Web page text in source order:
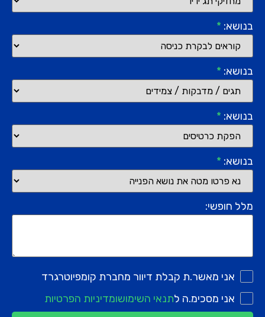
בנושא: *
בנושא: *
בנושא: *
בנושא: *
מלל חופשי:
אני מאשר.ת קבלת דיוור מחברת קומפיוטרגרד
אני מסכימ.ה לתנאי השימושומדיניות הפרטיות